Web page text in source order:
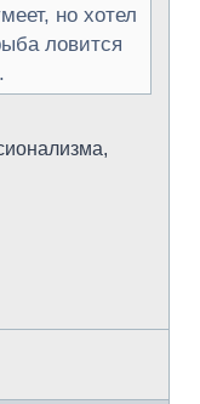
но хотел
ловится